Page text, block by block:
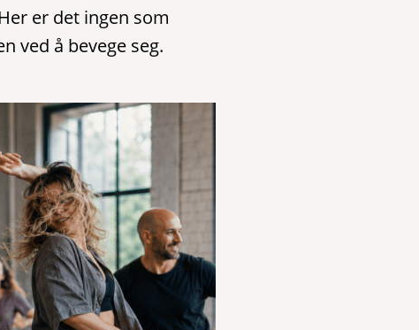
er det ingen som
ved å bevege seg.